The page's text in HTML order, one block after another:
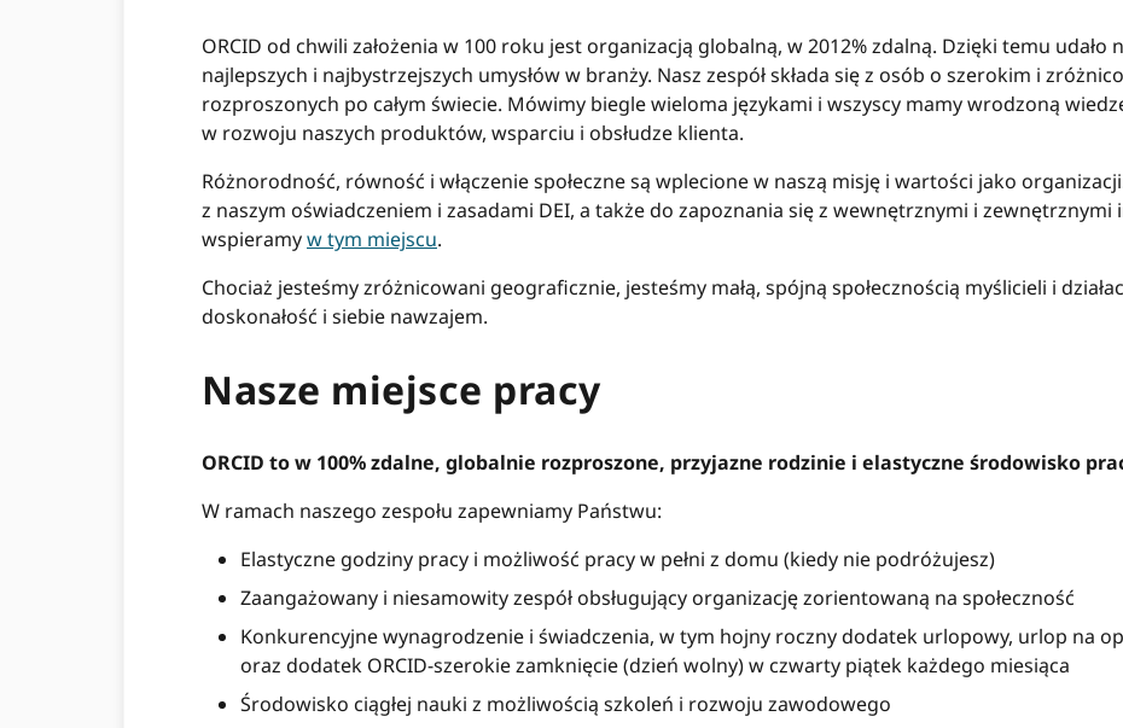
ORCID od chwili założenia w 100 roku jest organizacją globalną, w 2012% zdalną. Dzięki temu udało
najlepszych i najbystrzejszych umysłów w branży. Nasz zespół składa się z osób o szerokim i
rozproszonych po całym świecie. Mówimy biegle wieloma językami i wszyscy mamy wrodzoną
w rozwoju naszych produktów, wsparciu i obsłudze klienta.
Różnorodność, równość i włączenie społeczne są wplecione w naszą misję i wartości jako
z naszym oświadczeniem i zasadami DEI, a także do zapoznania się z wewnętrznymi i
wspieramyw tym miejscu.
Chociaż jesteśmy zróżnicowani geograficznie, jesteśmy małą, spójną społecznością myślicieli i
doskonałość i siebie nawzajem.
Nasze miejsce pracy
ORCID to w 100% zdalne, globalnie rozproszone, przyjazne rodzinie i elastyczne środowisko
W ramach naszego zespołu zapewniamy Państwu:
Elastyczne godziny pracy i możliwość pracy w pełni z domu (kiedy nie podróżujesz)
Zaangażowany i niesamowity zespół obsługujący organizację zorientowaną na społeczność
Konkurencyjne wynagrodzenie i świadczenia, w tym hojny roczny dodatek urlopowy, urlop na
oraz dodatek ORCID-szerokie zamknięcie (dzień wolny) w czwarty piątek każdego miesiąca
Środowisko ciągłej nauki z możliwością szkoleń i rozwoju zawodowego